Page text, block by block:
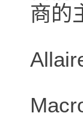
商的